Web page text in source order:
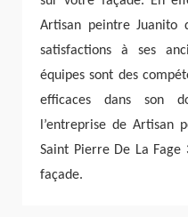
Artisan peintre Juanito
satisfactions à ses
équipes sont des
efficaces dans son
l’entreprise de Artisan
Saint Pierre De La
façade.